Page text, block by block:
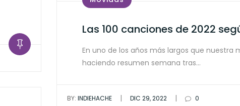
Las 100 canciones de 2022
En uno de los años más largos que nuestra
haciendo resumen semana tras…
BY: INDIEHACHE | DIC 29, 2022 | 0